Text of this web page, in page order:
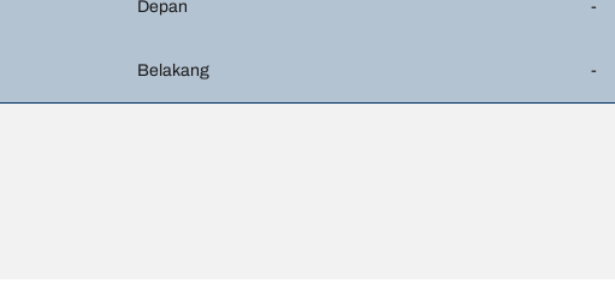
Depan -
Belakang -